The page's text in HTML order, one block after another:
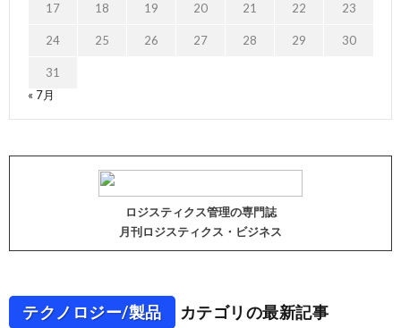
17 18 19 20 21 22 23
24 25 26 27 28 29 30
31
« 7月
ロジスティクス管理の専門誌
月刊ロジスティクス・ビジネス
テクノロジー/製品 カテゴリの最新記事